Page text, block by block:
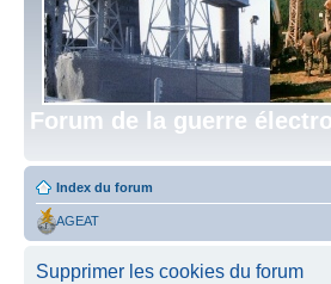
Forum de la guerre
Index du forum
AGEAT
Supprimer les cookies du forum